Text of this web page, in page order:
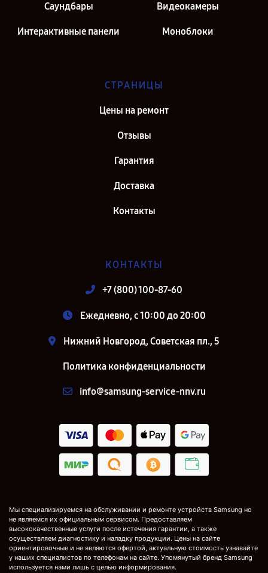
Саундбары Видеокамеры
Интерактивные панели Моноблоки
СТРАНИЦЫ
Цены на ремонт
Отзывы
Гарантия
Доставка
Контакты
КОНТАКТЫ
+7 (800) 100-87-60
Ежедневно, с 10:00 до 20:00
Нижний Новгород, Советская пл., 5
Политика конфиденциальности
info@samsung-service-nnv.ru
Мы специализируемся на обслуживании и ремонте устройств Samsung но
не являемся их официальным сервисом. Предоставляем
высококачественные услуги после истечения гарантии, а также
осуществляем диагностику и наладку продукции. Цены на сайте
ориентировочные и не являются офертой, актуальную стоимость узнавайте
у наших специалистов по телефонам на сайте. Упомянутый бренд Samsung
используется нами лишь с целью информирования.